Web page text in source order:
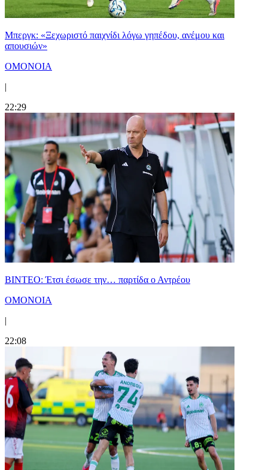
Μπεργκ: «Ξεχωριστό παιχνίδι λόγω γηπέδου, ανέμου και
απουσιών»
ΟΜΟΝΟΙΑ
|
22:29
ΒΙΝΤΕΟ: Έτσι έσωσε την… παρτίδα ο Αντρέου
ΟΜΟΝΟΙΑ
|
22:08